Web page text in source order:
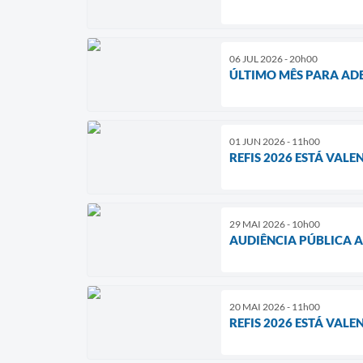
06 JUL 2026 - 20h00
ÚLTIMO MÊS PARA
01 JUN 2026 - 11h00
REFIS 2026 ESTÁ
29 MAI 2026 - 10h00
AUDIÊNCIA PÚBLICA
20 MAI 2026 - 11h00
REFIS 2026 ESTÁ